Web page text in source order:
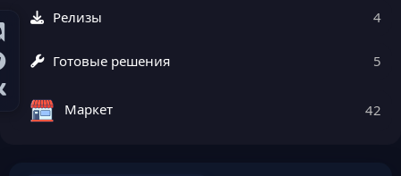
Релизы 4
Готовые решения 5
Маркет 42